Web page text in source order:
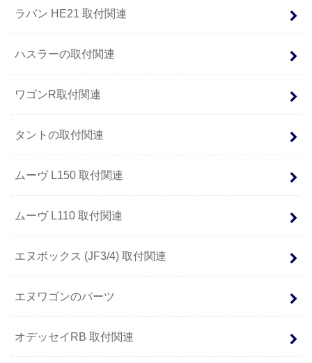
ラパン HE21 取付関連
ハスラーの取付関連
ワゴンR取付関連
タントの取付関連
ムーヴ L150 取付関連
ムーヴ L110 取付関連
エヌボックス (JF3/4) 取付関連
エヌワゴンのパーツ
オデッセイRB 取付関連